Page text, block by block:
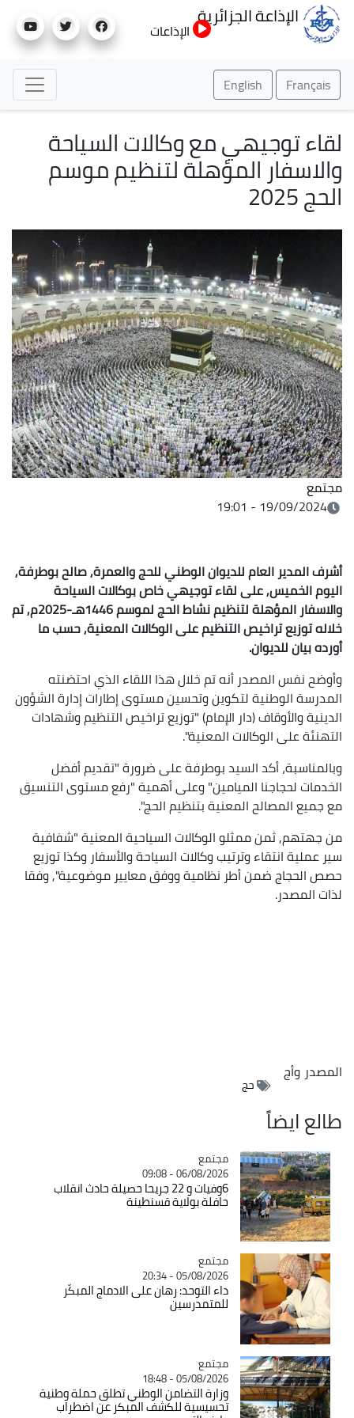
إلى
الإذاعة الجزائرية
الإذاعات
Français
English
لقاء توجيهي مع وكالات السياحة
والاسفار المؤهلة لتنظيم موسم
الحج 2025
مجتمع
19/09/2024 - 19:01
أشرف المدير العام للديوان الوطني للحج والعمرة, صالح بوطرفة,
اليوم الخميس, على لقاء توجيهي خاص بوكالات السياحة
والاسفار المؤهلة لتنظيم نشاط الحج لموسم 1446هـ-2025م, تم
خلاله توزيع تراخيص التنظيم على الوكالات المعنية, حسب ما
أورده بيان للديوان.
وأوضح نفس المصدر أنه تم خلال هذا اللقاء الذي احتضنته
المدرسة الوطنية لتكوين وتحسين مستوى إطارات إدارة الشؤون
الدينية والأوقاف (دار الإمام) "توزيع تراخيص التنظيم وشهادات
التهنئة على الوكالات المعنية".
وبالمناسبة، أكد السيد بوطرفة على ضرورة "تقديم أفضل
الخدمات لحجاجنا الميامين" وعلى أهمية "رفع مستوى التنسيق
مع جميع المصالح المعنية بتنظيم الحج".
من جهتهم, ثمن ممثلو الوكالات السياحية المعنية "شفافية
سير عملية انتقاء وترتيب وكالات السياحة والأسفار وكذا توزيع
حصص الحجاج ضمن أطر نظامية ووفق معايير موضوعية", وفقا
لذات المصدر.
المصدروأج
حج
طالع ايضاً
Catégorie
مجتمع
06/08/2026 - 09:08
6وفيات و 22 جريحا حصيلة حادث انقلاب
حافلة بولاية قسنطينة
Catégorie
مجتمع
05/08/2026 - 20:34
داء التوحد: رهان على الادماج المبكّر
للمتمدرسين
Catégorie
مجتمع
05/08/2026 - 18:48
وزارة التضامن الوطني تطلق حملة وطنية
تحسيسية للكشف المبكر عن اضطراب